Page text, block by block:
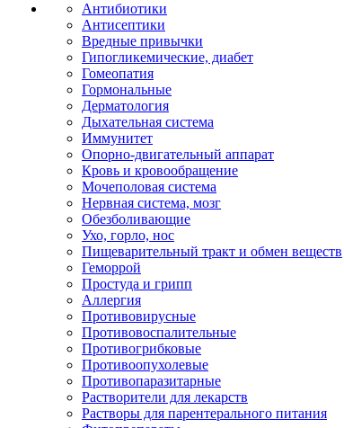
Антибиотики
Антисептики
Вредные привычки
Гипогликемические, диабет
Гомеопатия
Гормональные
Дерматология
Дыхательная система
Иммунитет
Опорно-двигательный аппарат
Кровь и кровообращение
Мочеполовая система
Нервная система, мозг
Обезболивающие
Ухо, горло, нос
Пищеварительный тракт и обмен веществ
Геморрой
Простуда и грипп
Аллергия
Противовирусные
Противовоспалительные
Противогрибковые
Противоопухолевые
Противопаразитарные
Растворители для лекарств
Растворы для парентерального питания